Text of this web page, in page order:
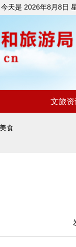
天是 2026年8月8日
文旅资
美食